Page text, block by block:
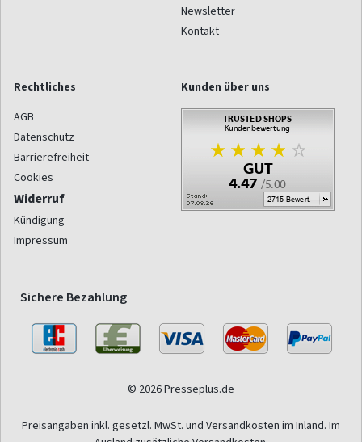
Newsletter
Kontakt
Rechtliches
AGB
Datenschutz
Barrierefreiheit
Cookies
Widerruf
Kündigung
Impressum
Kunden über uns
Sichere Bezahlung
© 2026 Presseplus.de
Preisangaben inkl. gesetzl. MwSt. und Versandkosten im Inland. Im